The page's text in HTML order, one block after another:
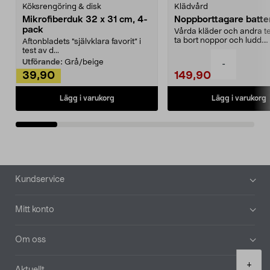
-
+
Köksrengöring & disk
Mikrofiberduk 32 x 31 cm, 4-
pack
Aftonbladets "självklara favorit” i
test av d...
Utförande: Grå/beige
39,90
Lägg i varukorg
Klädvård
Noppborttagare
Vårda kläder och andra
ta bort noppor och ludd.
149,90
Lägg i varukorg
Sidfot
Kundservice
Mitt konto
Om oss